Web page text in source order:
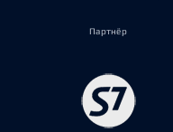
Партнёр